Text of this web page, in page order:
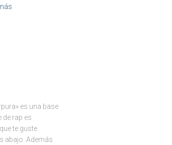
es una base
de rap es
te guste.
abajo. Además